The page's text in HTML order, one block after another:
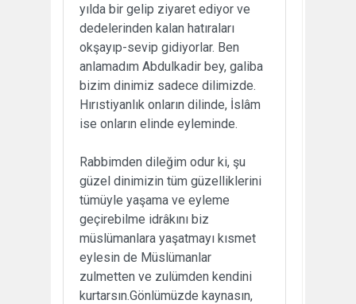
yılda bir gelip ziyaret ediyor ve
dedelerinden kalan hatıraları
okşayıp-sevip gidiyorlar. Ben
anlamadım Abdulkadir bey, galiba
bizim dinimiz sadece dilimizde.
Hırıstiyanlık onların dilinde, İslâm
ise onların elinde eyleminde.
Rabbimden dileğim odur ki, şu
güzel dinimizin tüm güzelliklerini
tümüyle yaşama ve eyleme
geçirebilme idrâkını biz
müslümanlara yaşatmayı kısmet
eylesin de Müslümanlar
zulmetten ve zulümden kendini
kurtarsın.Gönlümüzde kaynasın,